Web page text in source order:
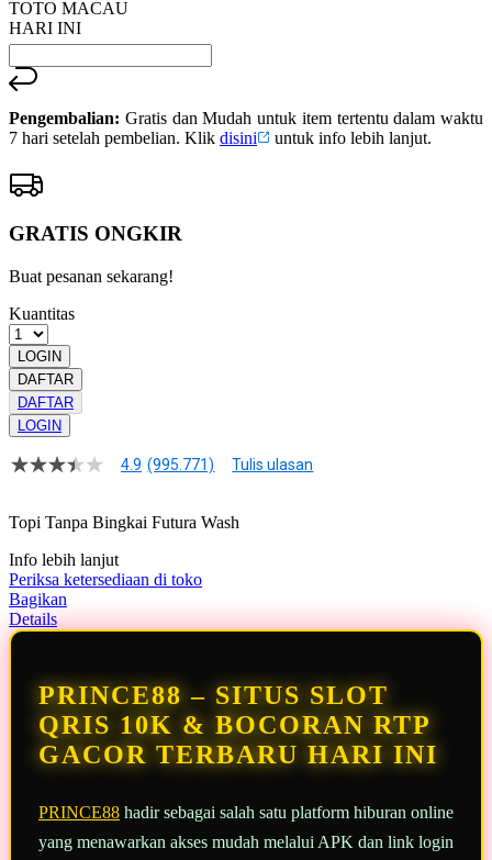
TOTO MACAU
HARI INI
Pengembalian: Gratis dan Mudah untuk item tertentu dalam waktu
7 hari setelah pembelian. Klik disini untuk info lebih lanjut.
GRATIS ONGKIR
Buat pesanan sekarang!
Kuantitas
LOGIN
DAFTAR
DAFTAR
LOGIN
4.9
bintang,
rating
rata-
rata.
Read
13
Reviews.
halaman
yang
sama.
4.9 (995.771) Tulis ulasan
Topi Tanpa Bingkai Futura Wash
Info lebih lanjut
Periksa ketersediaan di toko
Bagikan
Details
PRINCE88 – SITUS SLOT
QRIS 10K & BOCORAN RTP
GACOR TERBARU HARI INI
PRINCE88 hadir sebagai salah satu platform hiburan online
yang menawarkan akses mudah melalui APK dan link login